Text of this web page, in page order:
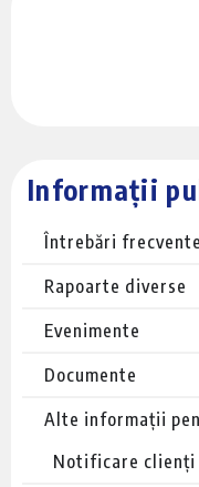
Informații
Întrebări frecvente
Rapoarte diverse
Evenimente
Documente
Alte informații
Notificare clienți